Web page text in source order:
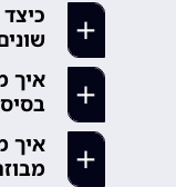
איך
איך